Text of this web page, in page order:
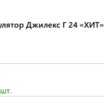
Джилекс Г 24 «ХИТ»